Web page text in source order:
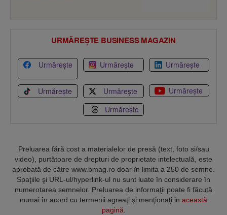
URMĂREȘTE BUSINESS MAGAZIN
Urmărește Urmărește Urmărește
Urmărește Urmărește
Urmărește
Urmărește
Preluarea fără cost a materialelor de presă (text, foto si/sau
video), purtătoare de drepturi de proprietate intelectuală, este
aprobată de către www.bmag.ro doar în limita a 250 de semne.
Spaţiile şi URL-ul/hyperlink-ul nu sunt luate în considerare în
numerotarea semnelor. Preluarea de informaţii poate fi făcută
numai în acord cu termenii agreaţi şi menţionaţi in această
pagină.